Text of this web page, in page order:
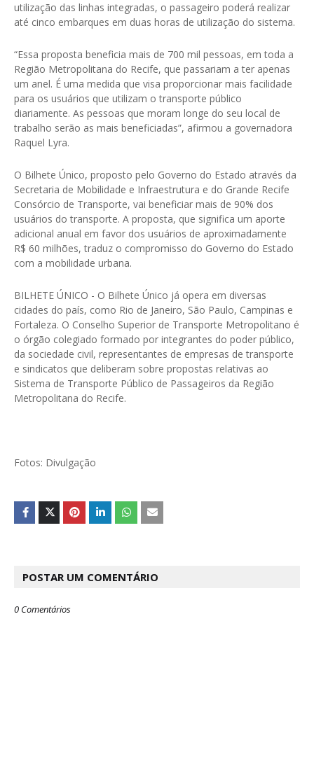
utilização das linhas integradas, o passageiro poderá realizar
até cinco embarques em duas horas de utilização do sistema.
“Essa proposta beneficia mais de 700 mil pessoas, em toda a
Região Metropolitana do Recife, que passariam a ter apenas
um anel. É uma medida que visa proporcionar mais facilidade
para os usuários que utilizam o transporte público
diariamente. As pessoas que moram longe do seu local de
trabalho serão as mais beneficiadas”, afirmou a governadora
Raquel Lyra.
O Bilhete Único, proposto pelo Governo do Estado através da
Secretaria de Mobilidade e Infraestrutura e do Grande Recife
Consórcio de Transporte, vai beneficiar mais de 90% dos
usuários do transporte. A proposta, que significa um aporte
adicional anual em favor dos usuários de aproximadamente
R$ 60 milhões, traduz o compromisso do Governo do Estado
com a mobilidade urbana.
BILHETE ÚNICO - O Bilhete Único já opera em diversas
cidades do país, como Rio de Janeiro, São Paulo, Campinas e
Fortaleza. O Conselho Superior de Transporte Metropolitano é
o órgão colegiado formado por integrantes do poder público,
da sociedade civil, representantes de empresas de transporte
e sindicatos que deliberam sobre propostas relativas ao
Sistema de Transporte Público de Passageiros da Região
Metropolitana do Recife.
Fotos: Divulgação
POSTAR UM COMENTÁRIO
0 Comentários